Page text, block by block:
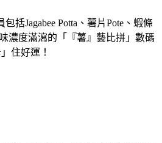
括Jagabee Potta、薯片Pote、蝦條
濃度滿瀉的「『薯』藝比拼」數碼
住好運！